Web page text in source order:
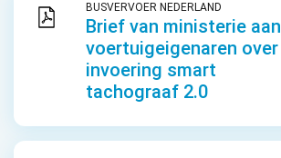
BUSVERVOER NEDERLAND
Brief van ministerie aan
voertuigeigenaren over
invoering smart
tachograaf 2.0